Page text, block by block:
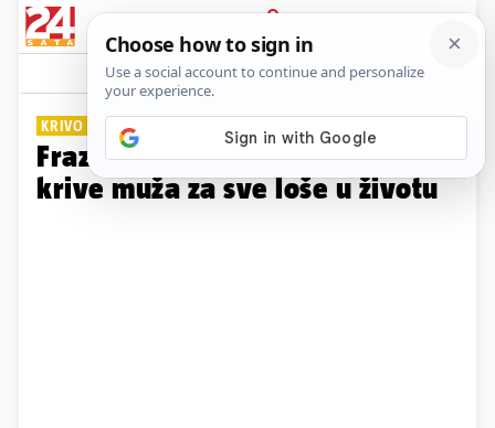
PRIJAVA
Galerija Komentari
KRIVO PONAŠANJE
Fraze koje žene govore kada
krive muža za sve loše u životu